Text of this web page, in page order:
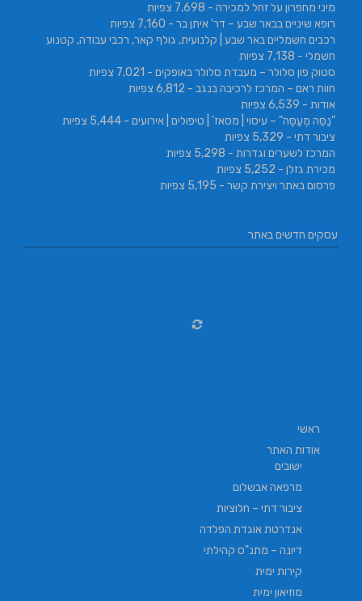
מיני מחפרון על זחל למכירה - 7,698 צפיות
רופא שיניים בבאר שבע – דר' איתן בר - 7,160 צפיות
רכבים חשמליים באר שבע | קלנועית, גולף קאר, רכבי עבודה, קטנוע
חשמלי - 7,138 צפיות
סטוק פון סלולר – מעבדת סלולר באופקים - 7,021 צפיות
חוות ראם – המרכז לרכיבה בנגב - 6,812 צפיות
אודות - 6,539 צפיות
"נַסֵּה מְעַסֶּה" – עיסוי | מסאז' | טיפולים | אירועים - 5,444 צפיות
ציבור דתי - 5,329 צפיות
המרכז לשערים וגדרות - 5,298 צפיות
מכירת גזלן - 5,252 צפיות
פרסום באתר ויצירת קשר - 5,195 צפיות
עסקים חדשים באתר
ראשי
אודות האתר
ישובים
מרפאה אבשלום
ציבור דתי – חלוציות
אנדרטת אוגדת הפלדה
דיונה – מתנ"ס קהילתי
קירות ימית
מוזיאון ימית